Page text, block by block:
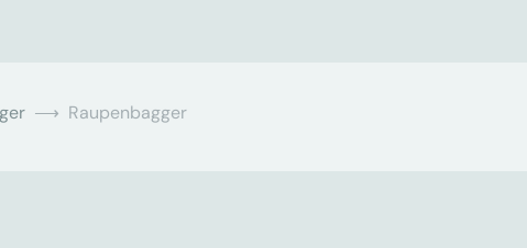
Raupenbagger